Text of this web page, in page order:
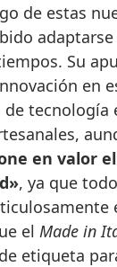
de estas
adaptarse
Su
en
tecnología
en valor
, ya que
el Made in
etiqueta